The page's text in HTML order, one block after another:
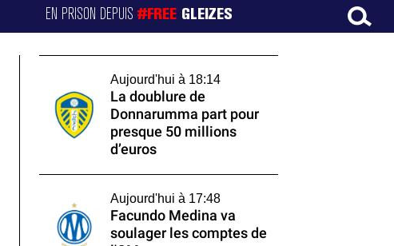
EN PRISON DEPUIS#FREE GLEIZES
Aujourd'hui à 18:14
La doublure de
Donnarumma part pour
presque 50 millions
d’euros
Aujourd'hui à 17:48
Facundo Medina va
soulager les comptes de